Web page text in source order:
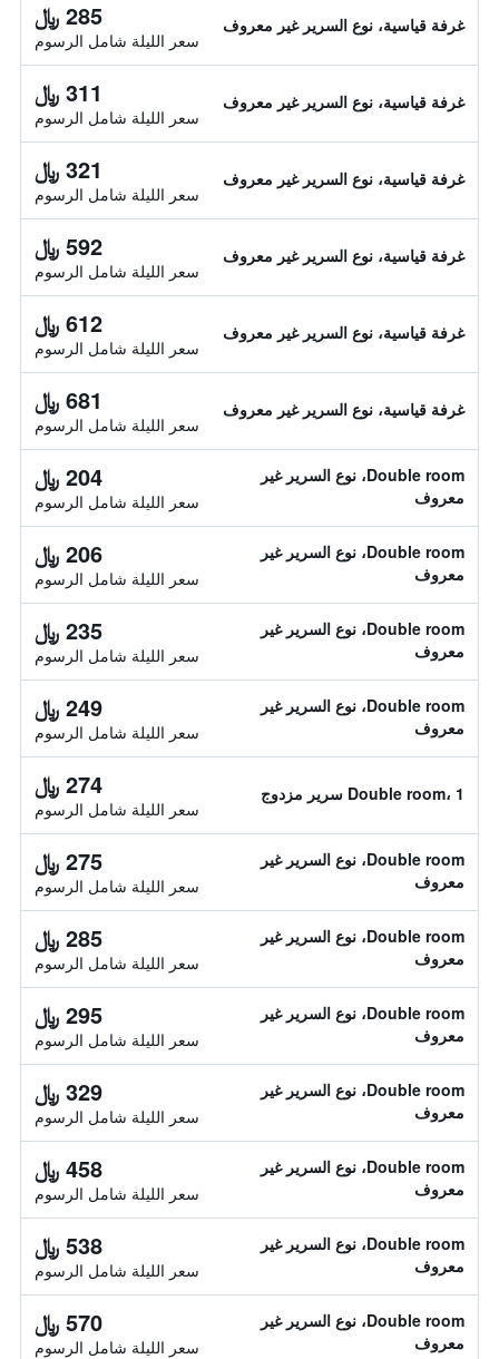
غرفة قياسية، نوع السرير غير معروف 285 ﷼
سعر الليلة شامل الرسوم
غرفة قياسية، نوع السرير غير معروف 311 ﷼
سعر الليلة شامل الرسوم
غرفة قياسية، نوع السرير غير معروف 321 ﷼
سعر الليلة شامل الرسوم
غرفة قياسية، نوع السرير غير معروف 592 ﷼
سعر الليلة شامل الرسوم
غرفة قياسية، نوع السرير غير معروف 612 ﷼
سعر الليلة شامل الرسوم
غرفة قياسية، نوع السرير غير معروف 681 ﷼
سعر الليلة شامل الرسوم
Double room، نوع السرير غير
معروف
204 ﷼
سعر الليلة شامل الرسوم
Double room، نوع السرير غير
معروف
206 ﷼
سعر الليلة شامل الرسوم
Double room، نوع السرير غير
معروف
235 ﷼
سعر الليلة شامل الرسوم
Double room، نوع السرير غير
معروف
249 ﷼
سعر الليلة شامل الرسوم
Double room، 1 سرير مزدوج 274 ﷼
سعر الليلة شامل الرسوم
Double room، نوع السرير غير
معروف
275 ﷼
سعر الليلة شامل الرسوم
Double room، نوع السرير غير
معروف
285 ﷼
سعر الليلة شامل الرسوم
Double room، نوع السرير غير
معروف
295 ﷼
سعر الليلة شامل الرسوم
Double room، نوع السرير غير
معروف
329 ﷼
سعر الليلة شامل الرسوم
Double room، نوع السرير غير
معروف
458 ﷼
سعر الليلة شامل الرسوم
Double room، نوع السرير غير
معروف
538 ﷼
سعر الليلة شامل الرسوم
Double room، نوع السرير غير
معروف
570 ﷼
سعر الليلة شامل الرسوم